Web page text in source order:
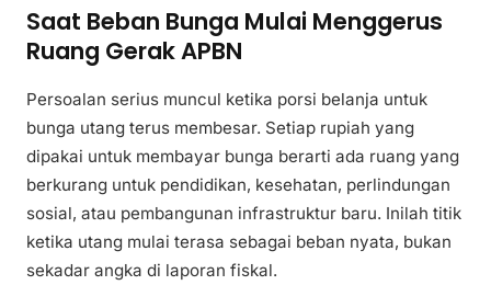
Saat Beban Bunga Mulai Menggerus
Ruang Gerak APBN
Persoalan serius muncul ketika porsi belanja untuk
bunga utang terus membesar. Setiap rupiah yang
dipakai untuk membayar bunga berarti ada ruang yang
berkurang untuk pendidikan, kesehatan, perlindungan
sosial, atau pembangunan infrastruktur baru. Inilah titik
ketika utang mulai terasa sebagai beban nyata, bukan
sekadar angka di laporan fiskal.